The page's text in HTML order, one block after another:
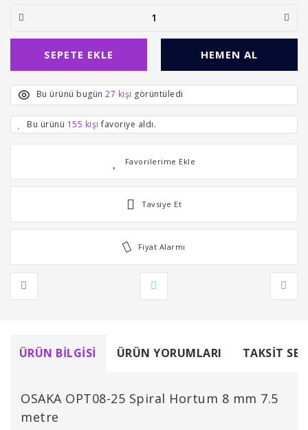
SEPETE EKLE HEMEN AL
Bu ürünü bugün 27 kişi görüntüledi
Bu ürünü 155 kişi favoriye aldı.
Tavsiye Et
Fiyat Alarmı
ÜRÜN BILGISI ÜRÜN YORUMLARI TAKSIT
OSAKA OPT08-25 Spiral Hortum 8 mm 7.5
metre